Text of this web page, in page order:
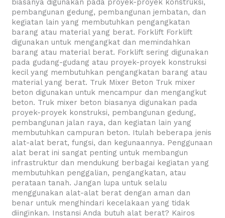
biasanya digunakan pada proyek-proyek konstruksi,
pembangunan gedung, pembangunan jembatan, dan
kegiatan lain yang membutuhkan pengangkatan
barang atau material yang berat. Forklift Forklift
digunakan untuk mengangkat dan memindahkan
barang atau material berat. Forklift sering digunakan
pada gudang-gudang atau proyek-proyek konstruksi
kecil yang membutuhkan pengangkatan barang atau
material yang berat. Truk Mixer Beton Truk mixer
beton digunakan untuk mencampur dan mengangkut
beton. Truk mixer beton biasanya digunakan pada
proyek-proyek konstruksi, pembangunan gedung,
pembangunan jalan raya, dan kegiatan lain yang
membutuhkan campuran beton. Itulah beberapa jenis
alat-alat berat, fungsi, dan kegunaannya. Penggunaan
alat berat ini sangat penting untuk membangun
infrastruktur dan mendukung berbagai kegiatan yang
membutuhkan penggalian, pengangkatan, atau
perataan tanah. Jangan lupa untuk selalu
menggunakan alat-alat berat dengan aman dan
benar untuk menghindari kecelakaan yang tidak
diinginkan. Instansi Anda butuh alat berat? Kairos